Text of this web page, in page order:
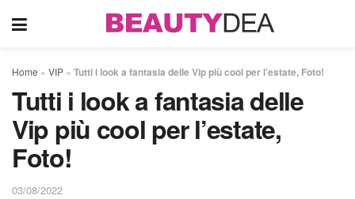
Home » VIP » Tutti i look a fantasia delle Vip più cool per l’estate, Foto!
Tutti i look a fantasia delle
Vip più cool per l’estate,
Foto!
03/08/2022